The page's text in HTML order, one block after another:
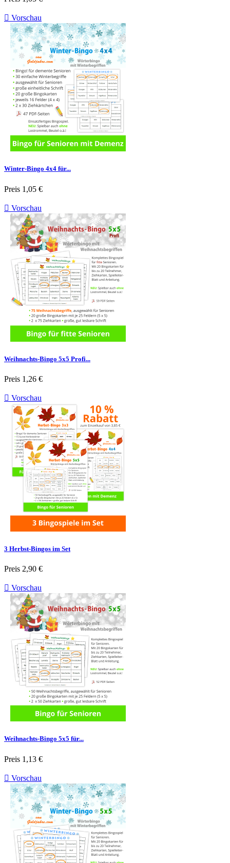
 Vorschau
Winter-Bingo 4x4 für...
Preis 1,05 €
 Vorschau
Weihnachts-Bingo 5x5 Profi...
Preis 1,26 €
 Vorschau
3 Herbst-Bingos im Set
Preis 2,90 €
 Vorschau
Weihnachts-Bingo 5x5 für...
Preis 1,13 €
 Vorschau